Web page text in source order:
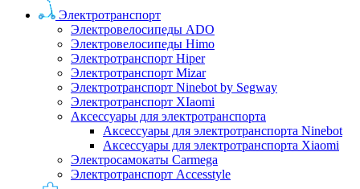
Электротранспорт
Электровелосипеды ADO
Электровелосипеды Himo
Электротранспорт Hiper
Электротранспорт Mizar
Электротранспорт Ninebot by Segway
Электротранспорт XIaomi
Аксессуары для электротранспорта
Аксессуары для электротранспорта Ninebot
Аксессуары для электротранспорта Xiaomi
Электросамокаты Carmega
Электротранспорт Accesstyle